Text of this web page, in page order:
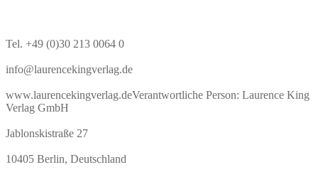
Tel. +49 (0)30 213 0064 0
info@laurencekingverlag.de
www.laurencekingverlag.deVerantwortliche Person: Laurence King
Verlag GmbH
Jablonskistraße 27
10405 Berlin, Deutschland